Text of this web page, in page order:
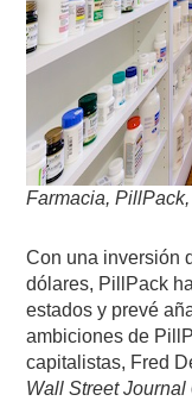
Farmacia,
Con una inversión
dólares, PillPack
estados y prevé
ambiciones de
capitalistas, Fred
Wall Street Journal